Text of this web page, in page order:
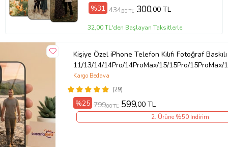
%31 434,80 TL 300,00 TL
32,00 TL'den Başlayan Taksitlerle
Kişiye Özel iPhone Telefon Kılıfı Fotoğraf Baskılı
11/13/14/14Pro/14ProMax/15/15Pro/
(29)
Kargo Bedava
%25 799,00 TL 599,00 TL
2. Ürüne %50 İndirim